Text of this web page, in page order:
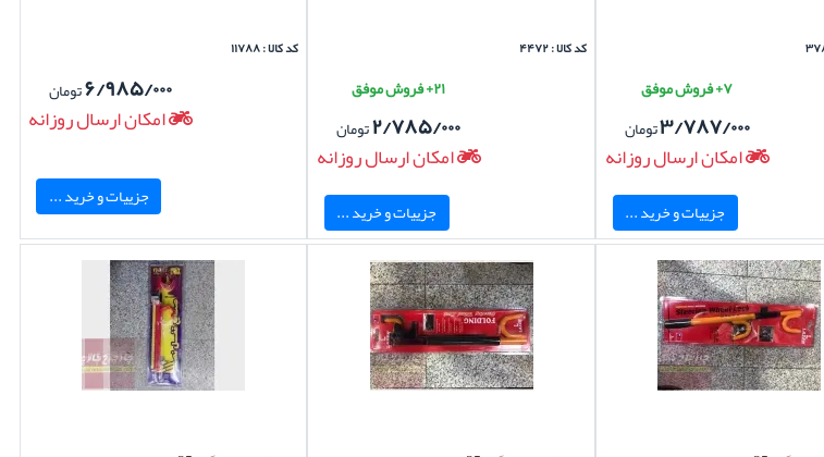
۷+ فروش موفق
۳/۷۸۷/۰۰۰تومان
امکان ارسال روزانه
جزییات و خرید ...
کد کالا : ۴۴۷۲
۲۱+ فروش موفق
۲/۷۸۵/۰۰۰تومان
امکان ارسال روزانه
جزییات و خرید ...
کد کالا : ۱۱۷۸۸
۶/۹۸۵/۰۰۰تومان
امکان ارسال روزانه
جزییات و خرید ...